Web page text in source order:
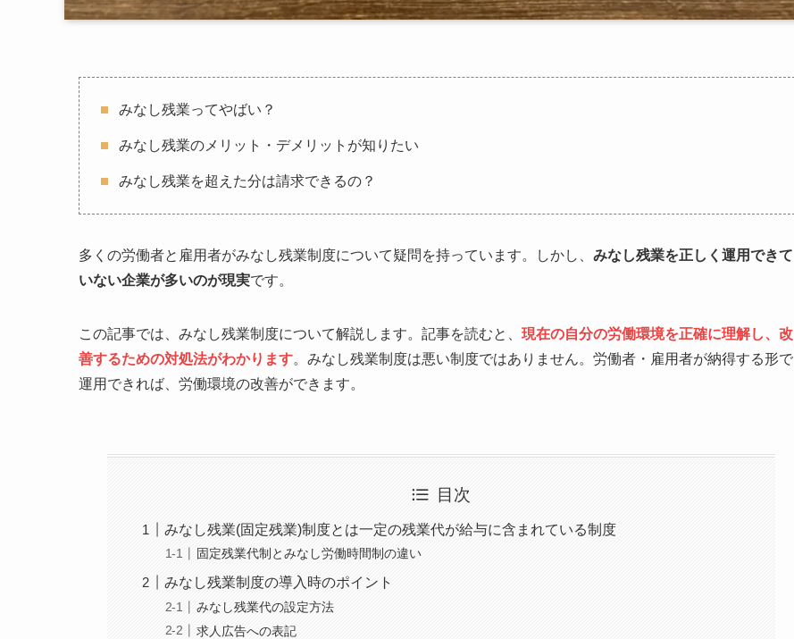
みなし残業ってやばい？
みなし残業のメリット・デメリットが知りたい
みなし残業を超えた分は請求できるの？
多くの労働者と雇用者がみなし残業制度について疑問を持っています。しかし、 みなし残業を正しく運用できて
いない企業が多いのが現実です。
この記事では、みなし残業制度について解説します。記事を読むと、 現在の自分の労働環境を正確に理解し、改
善するための対処法がわかります。みなし残業制度は悪い制度ではありません。労働者・雇用者が納得する形で
運用できれば、労働環境の改善ができます。
目次
みなし残業(固定残業)制度とは一定の残業代が給与に含まれている制度
固定残業代制とみなし労働時間制の違い
みなし残業制度の導入時のポイント
みなし残業代の設定方法
求人広告への表記